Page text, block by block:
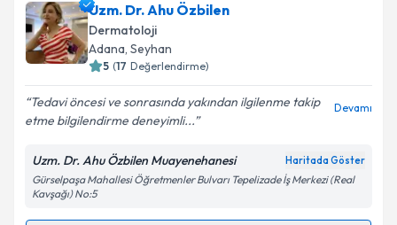
Dr. Yeliz Akan için randevu takvimi talebi oluşturun.
Size bu uzmandan randevu almanız için bir takvim
hazırlandığında e-posta ile bilgilendireceğiz.
Kişisel verilerimin işlenmesine ilişkin
Aydınlatma
Metni'ni okudum ve kişisel verilerimin belirtilen
kapsamda işlenmesini kabul ediyorum.
Uzm. Dr. Ahu Özbilen
Dermatoloji
Adana, Seyhan
5 (17 Değerlendirme)
Tedavi öncesi ve sonrasında yakından ilgilenme takip
etme bilgilendirme deneyimli...
Devamı
Uzm. Dr. Ahu Özbilen Muayenehanesi Haritada Göster
Gürselpaşa Mahallesi Öğretmenler Bulvarı Tepelizade İş Merkezi (Real
Kavşağı) No:5